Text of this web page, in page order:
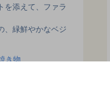
を添えて、ファラ
、緑鮮やかなベジ
き物